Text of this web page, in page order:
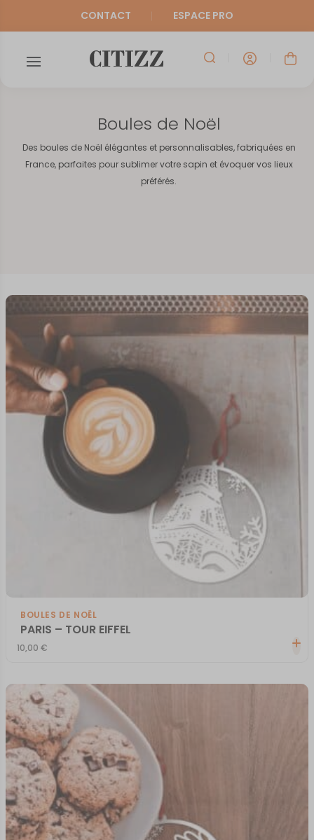
CONTACT ESPACE PRO
Boules de Noël
Des boules de Noël élégantes et personnalisables, fabriquées en
France, parfaites pour sublimer votre sapin et évoquer vos lieux
préférés.
BOULES DE NOËL
PARIS – TOUR EIFFEL
10,00 €